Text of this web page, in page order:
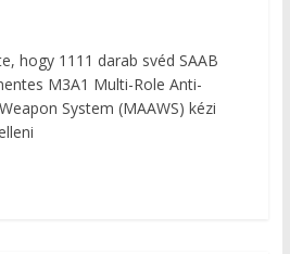
hogy 1111 darab svéd SAAB
M3A1 Multi-Role Anti-
System (MAAWS) kézi